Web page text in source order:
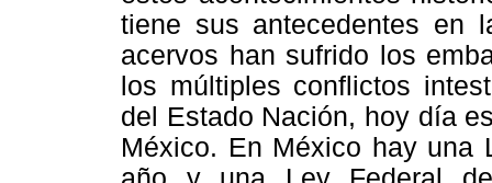
tiene sus antecedentes en
acervos han sufrido los
los múltiples conflictos
del Estado Nación, hoy día
México. En México hay una